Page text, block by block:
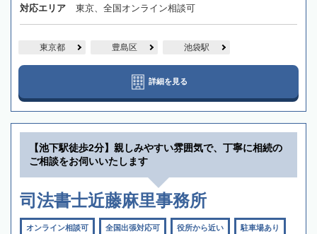
対応エリア 東京、全国オンライン相談可
東京都 豊島区 池袋駅
詳細を見る
【池下駅徒歩2分】親しみやすい雰囲気で、丁寧に相続の
ご相談をお伺いいたします
司法書士近藤麻里事務所
オンライン相談可 全国出張対応可 役所から近い 駐車場あり